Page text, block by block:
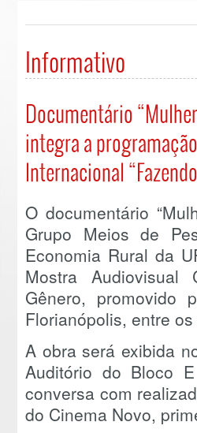
Informativo
Documentário
integra a
Internacional
O documentário
Grupo Meios de
Economia Rural da
Mostra Audiovisual
Gênero, promovido
Florianópolis, entre
A obra será exibida
Auditório do Bloco
conversa com
do Cinema Novo,